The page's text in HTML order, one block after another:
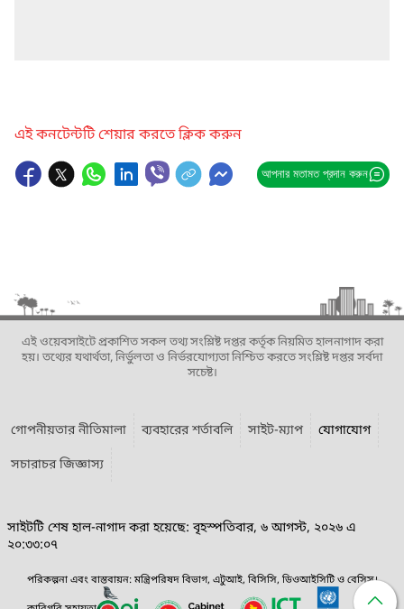
এই কনটেন্টটি শেয়ার করতে ক্লিক করুন
আপনার মতামত প্রদান করুন
এই ওয়েবসাইটে প্রকাশিত সকল তথ্য সংশ্লিষ্ট দপ্তর কর্তৃক নিয়মিত হালনাগাদ করা
হয়। তথ্যের যথার্থতা, নির্ভুলতা ও নির্ভরযোগ্যতা নিশ্চিত করতে সংশ্লিষ্ট দপ্তর সর্বদা
সচেষ্ট।
গোপনীয়তার নীতিমালা ব্যবহারের শর্তাবলি সাইট-ম্যাপ
যোগাযোগ
সচারাচর জিজ্ঞাস্য
সাইটটি শেষ হাল-নাগাদ করা হয়েছে: বৃহস্পতিবার, ৬ আগস্ট, ২০২৬ এ
২০:৩৩:০৭
পরিকল্পনা এবং বাস্তবায়ন: মন্ত্রিপরিষদ বিভাগ, এটুআই, বিসিসি, ডিওআইসিটি ও বেসিস।